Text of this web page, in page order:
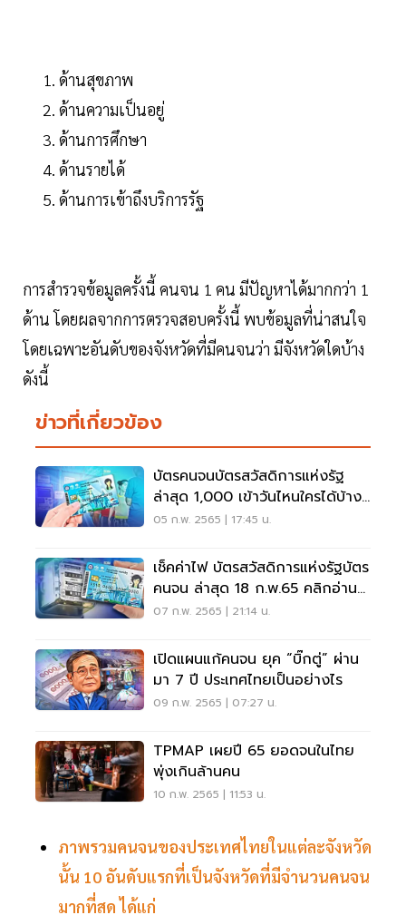
ด้านสุขภาพ
ด้านความเป็นอยู่
ด้านการศึกษา
ด้านรายได้
ด้านการเข้าถึงบริการรัฐ
การสำรวจข้อมูลครั้งนี้ คนจน 1 คน มีปัญหาได้มากกว่า 1
ด้าน โดยผลจากการตรวจสอบครั้งนี้ พบข้อมูลที่น่าสนใจ
โดยเฉพาะอันดับของจังหวัดที่มีคนจนว่า มีจังหวัดใดบ้าง
ดังนี้
ข่าวที่เกี่ยวข้อง
บัตรคนจนบัตรสวัสดิการแห่งรัฐ
ล่าสุด 1,000 เข้าวันไหนใครได้บ้าง?
ดูเลย
05 ก.พ. 2565 | 17:45 น.
เช็คค่าไฟ บัตรสวัสดิการแห่งรัฐบัตร
คนจน ล่าสุด 18 ก.พ.65 คลิกอ่านที่
นี่ด่วน
07 ก.พ. 2565 | 21:14 น.
เปิดแผนแก้คนจน ยุค “บิ๊กตู่” ผ่าน
มา 7 ปี ประเทศไทยเป็นอย่างไร
09 ก.พ. 2565 | 07:27 น.
TPMAP เผยปี 65 ยอดจนในไทย
พุ่งเกินล้านคน
10 ก.พ. 2565 | 11:53 น.
ภาพรวมคนจนของประเทศไทยในแต่ละจังหวัด
นั้น 10 อันดับแรกที่เป็นจังหวัดที่มีจำนวนคนจน
มากที่สุด ได้แก่